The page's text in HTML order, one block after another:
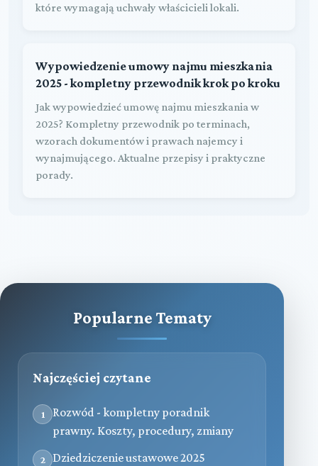
które wymagają uchwały właścicieli lokali.
Wypowiedzenie umowy najmu mieszkania
2025 - kompletny przewodnik krok po kroku
Jak wypowiedzieć umowę najmu mieszkania w
2025? Kompletny przewodnik po terminach,
wzorach dokumentów i prawach najemcy i
wynajmującego. Aktualne przepisy i praktyczne
porady.
Popularne Tematy
Najczęściej czytane
1
Rozwód - kompletny poradnik
prawny. Koszty, procedury, zmiany
2 Dziedziczenie ustawowe 2025